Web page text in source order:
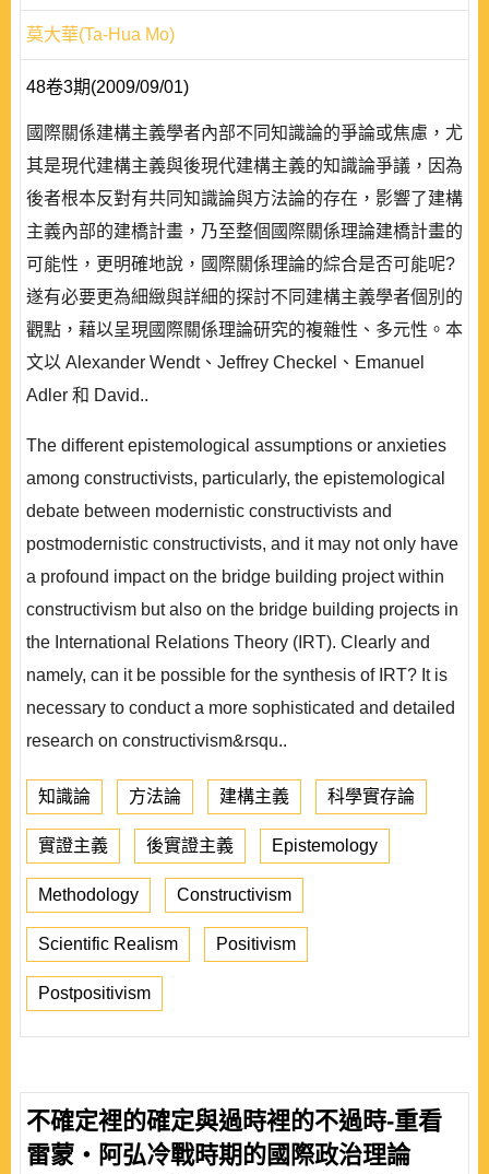
莫大華(Ta-Hua Mo)
48卷3期(2009/09/01)
國際關係建構主義學者內部不同知識論的爭論或焦慮，尤
其是現代建構主義與後現代建構主義的知識論爭議，因為
後者根本反對有共同知識論與方法論的存在，影響了建構
主義內部的建橋計畫，乃至整個國際關係理論建橋計畫的
可能性，更明確地說，國際關係理論的綜合是否可能呢?
遂有必要更為細緻與詳細的探討不同建構主義學者個別的
觀點，藉以呈現國際關係理論研究的複雜性、多元性。本
文以 Alexander Wendt、Jeffrey Checkel、Emanuel
Adler 和 David..
The different epistemological assumptions or anxieties
among constructivists, particularly, the epistemological
debate between modernistic constructivists and
postmodernistic constructivists, and it may not only have
a profound impact on the bridge building project within
constructivism but also on the bridge building projects in
the International Relations Theory (IRT). Clearly and
namely, can it be possible for the synthesis of IRT? It is
necessary to conduct a more sophisticated and detailed
research on constructivism&rsqu..
知識論 方法論 建構主義 科學實存論
實證主義 後實證主義 Epistemology
Methodology Constructivism
Scientific Realism Positivism
Postpositivism
不確定裡的確定與過時裡的不過時-重看
雷蒙‧阿弘冷戰時期的國際政治理論